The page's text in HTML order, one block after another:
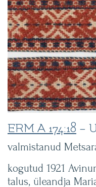
ERM A 174:18 –
valmistanud
kogutud 1921
talus, üleandja